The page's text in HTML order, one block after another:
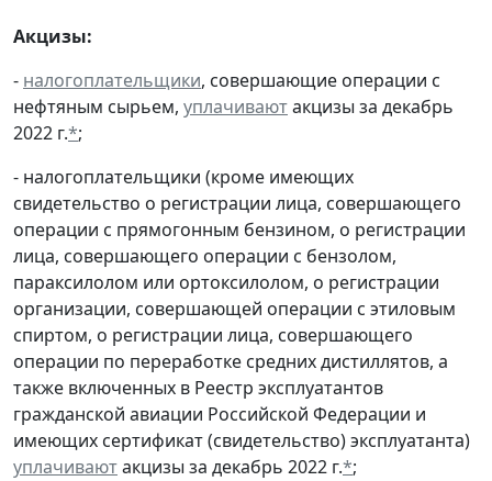
Акцизы:
- налогоплательщики, совершающие операции с
нефтяным сырьем, уплачиваютакцизы за декабрь
2022 г.*;
- налогоплательщики (кроме имеющих
свидетельство о регистрации лица, совершающего
операции с прямогонным бензином, о регистрации
лица, совершающего операции с бензолом,
параксилолом или ортоксилолом, о регистрации
организации, совершающей операции с этиловым
спиртом, о регистрации лица, совершающего
операции по переработке средних дистиллятов, а
также включенных в Реестр эксплуатантов
гражданской авиации Российской Федерации и
имеющих сертификат (свидетельство) эксплуатанта)
уплачиваютакцизы за декабрь 2022 г.*;